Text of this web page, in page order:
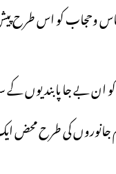
وحجاب کو اس طرح
کو ان بے جا پابندیوں
جانوروں کی طرح محض